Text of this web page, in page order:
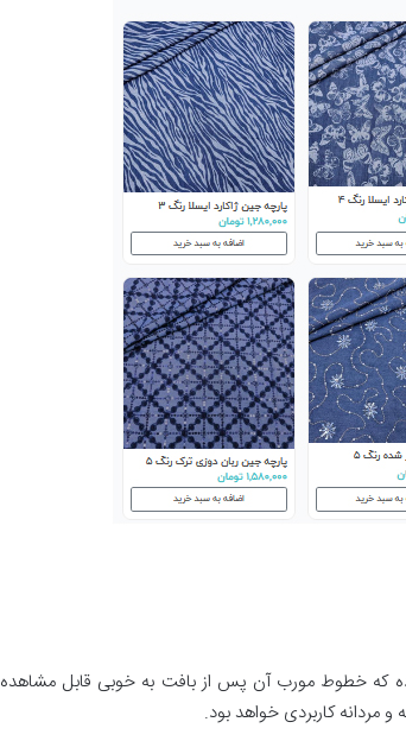
که خطوط مورب آن پس از بافت به خوبی قابل مشاهده
مردانه کاربردی خواهد بود.